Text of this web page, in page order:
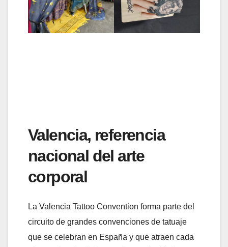
Valencia, referencia
nacional del arte
corporal
La Valencia Tattoo Convention forma parte del
circuito de grandes convenciones de tatuaje
que se celebran en España y que atraen cada